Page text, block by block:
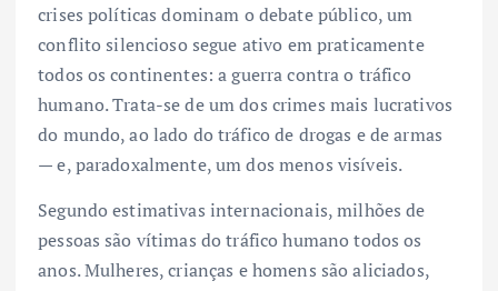
crises políticas dominam o debate público, um
conflito silencioso segue ativo em praticamente
todos os continentes: a guerra contra o tráfico
humano. Trata-se de um dos crimes mais lucrativos
do mundo, ao lado do tráfico de drogas e de armas
— e, paradoxalmente, um dos menos visíveis.
Segundo estimativas internacionais, milhões de
pessoas são vítimas do tráfico humano todos os
anos. Mulheres, crianças e homens são aliciados,